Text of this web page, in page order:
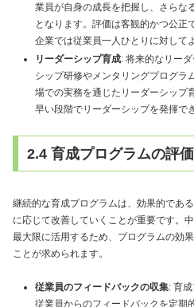
業員が自身の成長を把握し、さらな
となります。評価は客観的かつ公正
企業では従業員一人ひとりに対して
リーダーシップ育成: 将来的なリー
シップ研修やメンタリングプログラ
場での実務を通じたリーダーシップ
早い段階でリーダーシップを発揮で
2.4 育成プログラムの評
継続的な育成プログラムは、効果的であ
に応じて改善していくことが重要です。
最大限に活用するため、プログラムの効
ことが求められます。
従業員のフィードバックの収集: 育
従業員からのフィードバックを定期